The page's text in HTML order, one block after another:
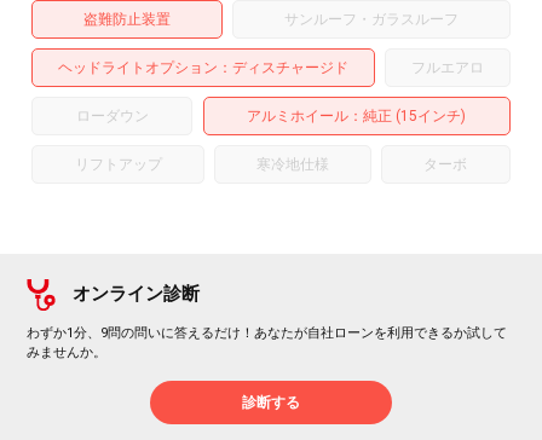
盗難防止装置 サンルーフ・ガラスルーフ
ヘッドライトオプション ディスチャージド フルエアロ
ローダウン アルミホイール ：純正 (15インチ)
リフトアップ 寒冷地仕様 ターボ
オンライン診断
わずか1分、9問の問いに答えるだけ！あなたが自社ローンを利用できるか試して
みませんか。
診断する